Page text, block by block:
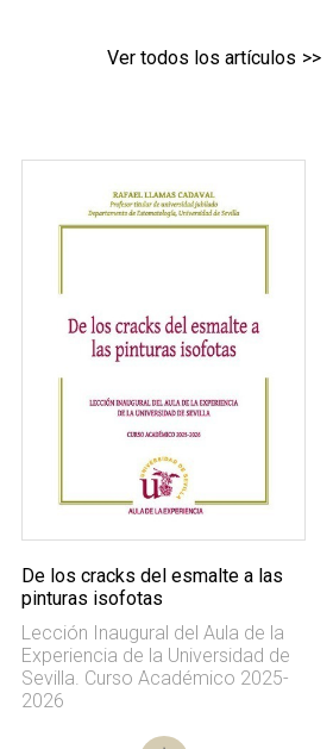
Ver todos los artículos
De los cracks del esmalte a las
pinturas isofotas
Lección Inaugural del Aula de la
Experiencia de la Universidad de
Sevilla. Curso Académico 2025-
2026